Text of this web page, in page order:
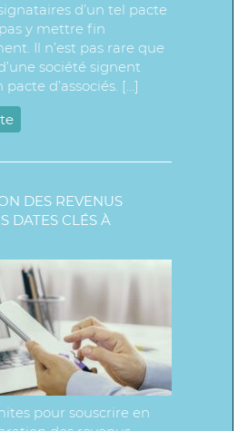
d’un tel pacte
y mettre fin
Il n’est pas rare que
société signent
d’associés. […]
DES REVENUS
DATES CLÉS À
pour souscrire en